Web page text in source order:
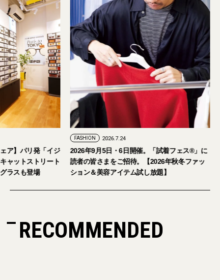
ア】パリ発「イジ
ャットストリート
ラスも登場
FASHION 2026.7.24
2026年9月5日・6日開催。「試着フェス®︎」に
読者の皆さまをご招待。【2026年秋冬ファッ
ション＆美容アイテム試し放題】
RECOMMENDED